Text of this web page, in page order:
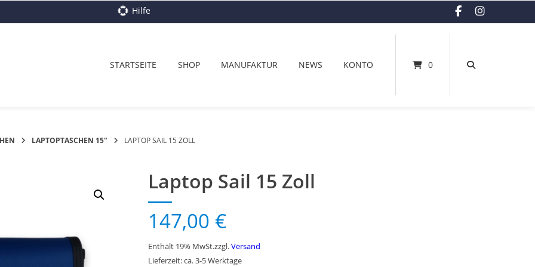
Hilfe
STARTSEITE SHOP MANUFAKTUR NEWS KONTO 0
LAPTOPTASCHEN 15" LAPTOP SAIL 15 ZOLL
Laptop Sail 15 Zoll
147,00 €
Enthält 19% MwSt.zzgl.Versand
Lieferzeit: ca. 3-5 Werktage